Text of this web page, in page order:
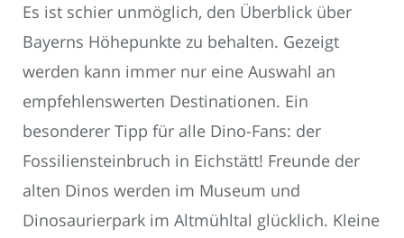
Es ist schier unmöglich, den Überblick über
Bayerns Höhepunkte zu behalten. Gezeigt
werden kann immer nur eine Auswahl an
empfehlenswerten Destinationen. Ein
besonderer Tipp für alle Dino-Fans: der
Fossiliensteinbruch in Eichstätt! Freunde der
alten Dinos werden im Museum und
Dinosaurierpark im Altmühltal glücklich. Kleine